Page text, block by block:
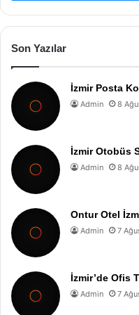
Son Yazılar
İzmir Posta
Admin 8
İzmir Otobüs
Admin 8
Ontur Otel
Admin 7
İzmir’de Ofis
Admin 7